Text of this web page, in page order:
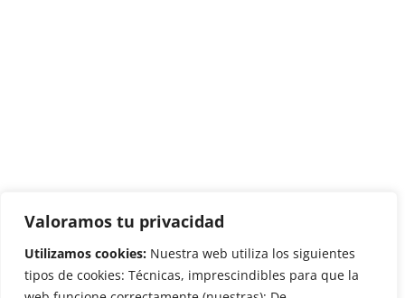
Valoramos tu privacidad
Utilizamos cookies: Nuestra web utiliza los siguientes
tipos de cookies: Técnicas, imprescindibles para que la